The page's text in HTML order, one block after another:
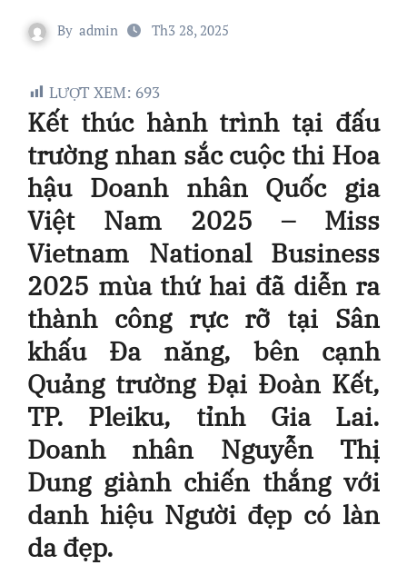
By admin Th3 28, 2025
LƯỢT XEM: 693
Kết thúc hành trình tại đấu
trường nhan sắc cuộc thi Hoa
hậu Doanh nhân Quốc gia
Việt Nam 2025 – Miss
Vietnam National Business
2025 mùa thứ hai đã diễn ra
thành công rực rỡ tại Sân
khấu Đa năng, bên cạnh
Quảng trường Đại Đoàn Kết,
TP. Pleiku, tỉnh Gia Lai.
Doanh nhân Nguyễn Thị
Dung giành chiến thắng với
danh hiệu Người đẹp có làn
da đẹp.